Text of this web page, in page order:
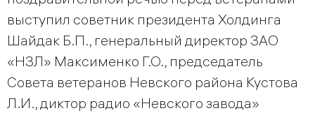
выступил советник президента Холдинга
Шайдак Б.П., генеральный директор ЗАО
«НЗЛ» Максименко Г.О., председатель
Совета ветеранов Невского района Кустова
Л.И., диктор радио «Невского завода»